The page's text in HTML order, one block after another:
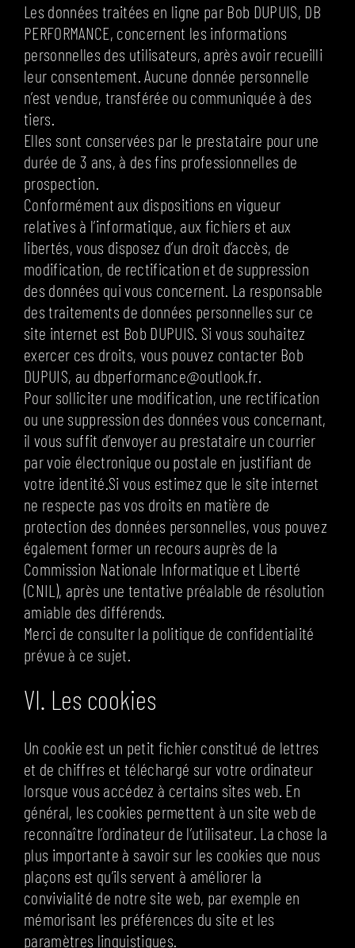
Les données traitées en ligne par Bob DUPUIS, DB
PERFORMANCE, concernent les informations
personnelles des utilisateurs, après avoir recueilli
leur consentement. Aucune donnée personnelle
n’est vendue, transférée ou communiquée à des
tiers.
Elles sont conservées par le prestataire pour une
durée de 3 ans, à des fins professionnelles de
prospection.
Conformément aux dispositions en vigueur
relatives à l’informatique, aux fichiers et aux
libertés, vous disposez d’un droit d’accès, de
modification, de rectification et de suppression
des données qui vous concernent. La responsable
des traitements de données personnelles sur ce
site internet est Bob DUPUIS. Si vous souhaitez
exercer ces droits, vous pouvez contacter Bob
DUPUIS, au dbperformance@outlook.fr.
Pour solliciter une modification, une rectification
ou une suppression des données vous concernant,
il vous suffit d’envoyer au prestataire un courrier
par voie électronique ou postale en justifiant de
votre identité.Si vous estimez que le site internet
ne respecte pas vos droits en matière de
protection des données personnelles, vous pouvez
également former un recours auprès de la
Commission Nationale Informatique et Liberté
(CNIL), après une tentative préalable de résolution
amiable des différends.
Merci de consulter la politique de confidentialité
prévue à ce sujet.
VI. Les cookies
Un cookie est un petit fichier constitué de lettres
et de chiffres et téléchargé sur votre ordinateur
lorsque vous accédez à certains sites web. En
général, les cookies permettent à un site web de
reconnaître l’ordinateur de l’utilisateur. La chose la
plus importante à savoir sur les cookies que nous
plaçons est qu’ils servent à améliorer la
convivialité de notre site web, par exemple en
mémorisant les préférences du site et les
paramètres linguistiques.